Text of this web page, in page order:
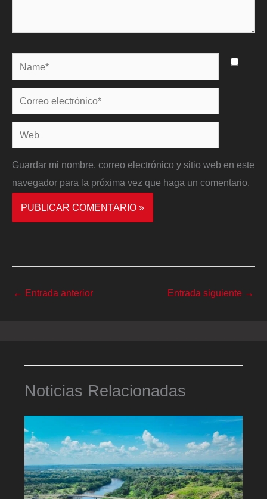
Name*
Correo
electrónico*
Web
Guardar mi nombre, correo electrónico y sitio web en este
navegador para la próxima vez que haga un comentario.
← Entrada anterior Entrada siguiente →
Noticias Relacionadas